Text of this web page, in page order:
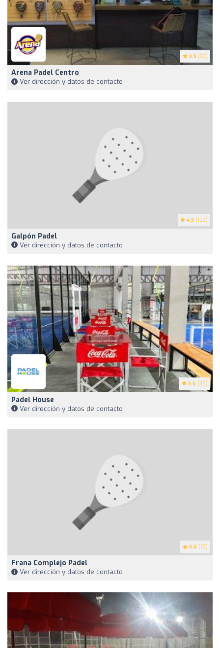
4.5 (22)
Arena Padel Centro
Ver dirección y datos de contacto
4.5 (102)
Galpón Padel
Ver dirección y datos de contacto
4.6 (35)
Padel House
Ver dirección y datos de contacto
4.6 (73)
Frana Complejo Padel
Ver dirección y datos de contacto